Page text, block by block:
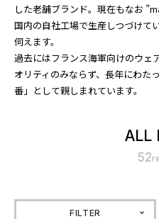
した老舗ブランド。現在もなお
国内の自社工場で生産しつづけて
伺えます。
過去にはフランス海軍向けのウェ
オリティのみならず、長年にわた
番」として親しまれています。
ALL
52
FILTER